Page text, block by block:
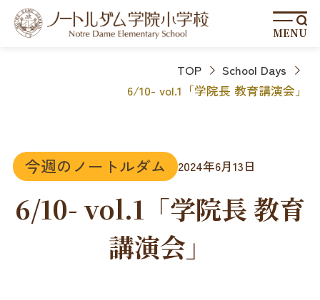
MENU
TOP
School Days
6/10- vol.1「学院長 教育講演会」
今週のノートルダム 2024年6月13日
6/10- vol.1「学院長 教育
講演会」